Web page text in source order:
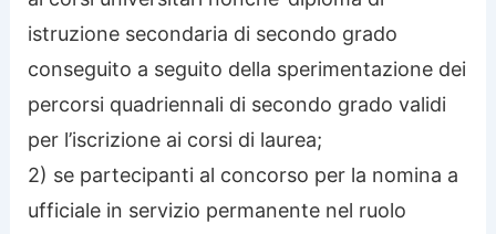
istruzione secondaria di secondo grado
conseguito a seguito della sperimentazione dei
percorsi quadriennali di secondo grado validi
per l’iscrizione ai corsi di laurea;
2) se partecipanti al concorso per la nomina a
ufficiale in servizio permanente nel ruolo